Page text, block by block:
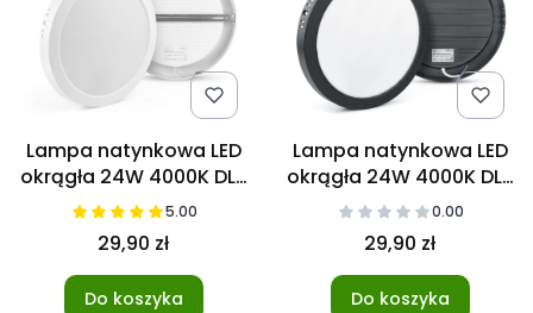
Lampa natynkowa LED
okrągła 24W 4000K DL-
1
5.00
29,90 zł
Do koszyka
Lampa natynkowa LED
okrągła 24W 4000K DL-
1 czarna0.00
29,90 zł
Do koszyka